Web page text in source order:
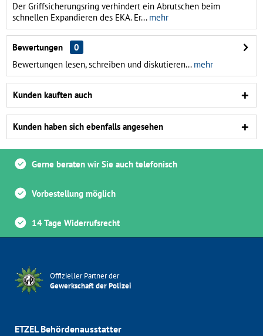
Der Griffsicherungsring verhindert ein Abrutschen beim
schnellen Expandieren des EKA. Er...mehr
Bewertungen
0
Bewertungen lesen, schreiben und diskutieren...mehr
Kunden kauften auch
Kunden haben sich ebenfalls angesehen
Gerne beraten wir Sie auch telefonisch
Vorbestellung möglich
14 Tage Widerrufsrecht
Offizieller Partner der
Gewerkschaft der Polizei
ETZEL Behördenausstatter